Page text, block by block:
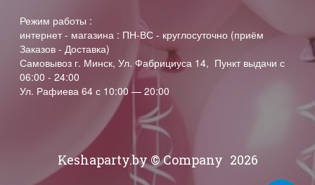
Режим работы :
интернет - магазина : ПН-ВС - круглосуточно (приём
Заказов - Доставка)
Самовывоз г. Минск, Ул. Фабрициуса 14, Пункт выдачи с
06:00 - 24:00
Ул. Рафиева 64 с 10:00 — 20:00
Keshaparty.by © Company 2026